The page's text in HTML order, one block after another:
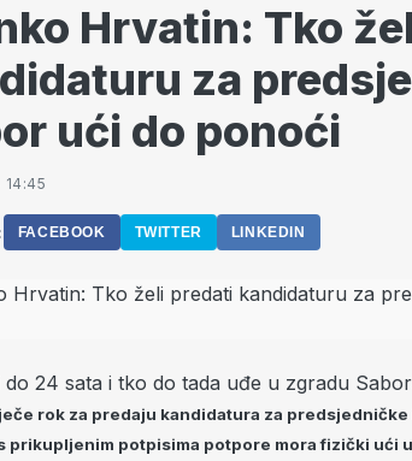
Hrvatin: Tko
za
ući do ponoći
14:45
FACEBOOK TWITTER LINKEDIN
do 24 sata i tko do tada uđe u zgradu
rok za predaju kandidatura za
prikupljenim potpisima potpore mora fizički ući